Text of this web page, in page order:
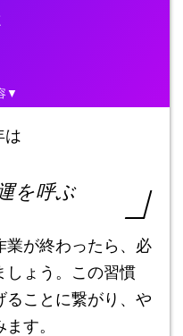
▼
は
を呼ぶ
業が終わったら、必
しょう。この習慣
ることに繋がり、や
す。